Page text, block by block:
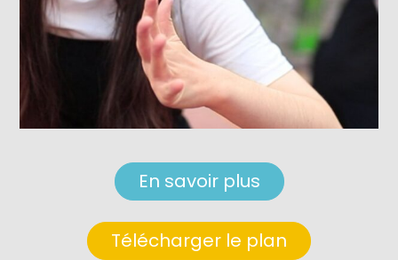
Télécharger le plan
En savoir plus